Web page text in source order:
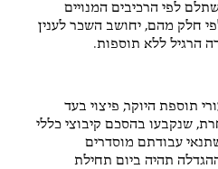
לפי הרכיבים המנויים
(ב)(1) ו-(2), או לפי חלק מהם, יחושב השכר לענין
הרגיל ללא תוספות.
תוספת היוקר, פיצוי בעד
שנקבעו בהסכם קיבוצי כללי
עבודתם מוסדרים
תהיה ביום תחילת